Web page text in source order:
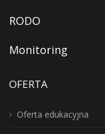
RODO
Monitoring
OFERTA
Oferta edukacyjna